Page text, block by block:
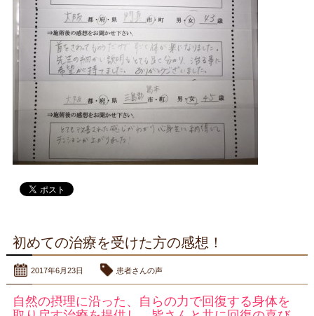
初めての治療を受けた方の感想！
2017年6月23日 患者さんの声
自然の摂理に沿った、自らの力で回復する身体を